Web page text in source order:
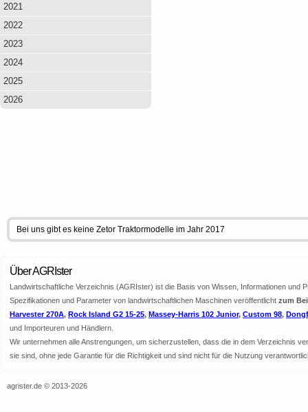
2021
2022
2023
2024
2025
2026
Bei uns gibt es keine Zetor Traktormodelle im Jahr 2017
Über AGRIster
Landwirtschaftliche Verzeichnis (AGRIster) ist die Basis von Wissen, Informationen
Spezifikationen und Parameter von landwirtschaftlichen Maschinen veröffentlicht zum
Harvester 270A, Rock Island G2 15-25, Massey-Harris 102 Junior, Custom 98,
und Importeuren und Händlern.
Wir unternehmen alle Anstrengungen, um sicherzustellen, dass die in dem Verzeichnis
sie sind, ohne jede Garantie für die Richtigkeit und sind nicht für die Nutzung
agrister.de © 2013-2026